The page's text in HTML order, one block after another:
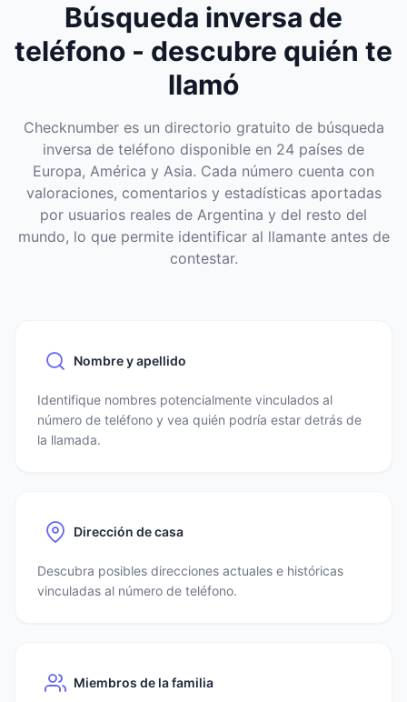
Búsqueda inversa de
teléfono - descubre quién te
llamó
Checknumber es un directorio gratuito de búsqueda
inversa de teléfono disponible en 24 países de
Europa, América y Asia. Cada número cuenta con
valoraciones, comentarios y estadísticas aportadas
por usuarios reales de Argentina y del resto del
mundo, lo que permite identificar al llamante antes de
contestar.
Nombre y apellido
Identifique nombres potencialmente vinculados al
número de teléfono y vea quién podría estar detrás de
la llamada.
Dirección de casa
Descubra posibles direcciones actuales e históricas
vinculadas al número de teléfono.
Miembros de la familia